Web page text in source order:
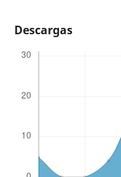
Descargas